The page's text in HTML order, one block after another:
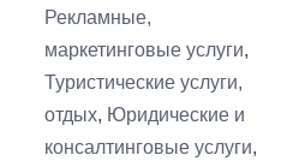
Рекламные,
маркетинговые услуги,
Туристические услуги,
отдых, Юридические и
консалтинговые услуги,